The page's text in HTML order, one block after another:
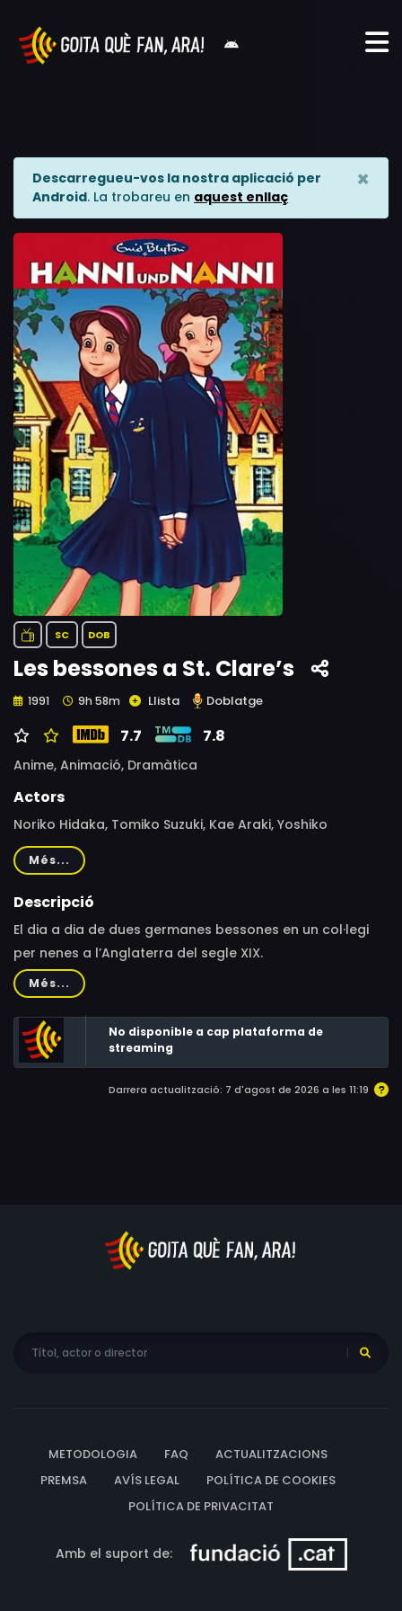
Descarregueu-vos la nostra aplicació per
Android. La trobareu en aquest enllaç
×
SC DOB
Les bessones a St. Clare’s
1991 9h 58m Llista Doblatge
7.7 7.8
Anime, Animació, Dramàtica
Actors
Noriko Hidaka, Tomiko Suzuki, Kae Araki, Yoshiko
Yamamoto, Tessyo Genda, Hiroko Emori, Kumiko
Hironaka, Aiko Sato, Kazue Ikura, Junko Midori, Keaton
Yamada, Eiko Masuyama, Keiko Han, Emi Shinohara,
Shimamoto, Kayoko Kawahara, Eriko Hara, Miki
Narahashi, Omi Minami, Yumi Nakatani, Masaharu
Okuwaki, Masahito Yoshioka, Masahiro Kawasaki
Més...
Descripció
El dia a dia de dues germanes bessones en un col·legi
per nenes a l’Anglaterra del segle XIX.
Més...
No disponible a cap plataforma de
streaming
Darrera actualització: 7 d'agost de 2026 a les 11:19
METODOLOGIA FAQ
ACTUALITZACIONS
PREMSA
AVÍS LEGAL
POLÍTICA DE COOKIES
POLÍTICA DE PRIVACITAT
Amb el suport de: